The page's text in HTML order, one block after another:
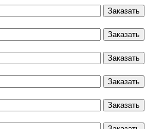
Заказать
Заказать
Заказать
Заказать
Заказать